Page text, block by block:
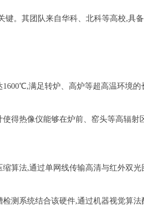
键。其团队来自华科、北科等高校,具
满足转炉、高炉等超高温环境
得热像仪能够在炉前、窑头等高辐射
算法,通过单网线传输高清与红外双
测系统结合该硬件,通过机器视觉算